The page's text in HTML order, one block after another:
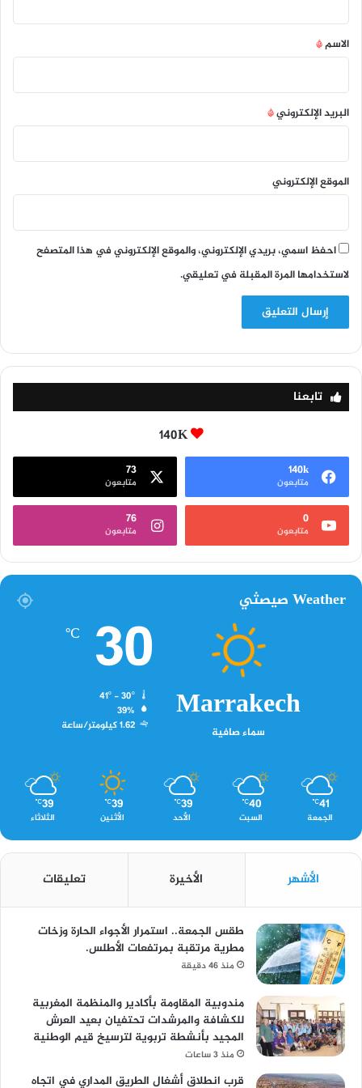
*
الاسم*
البريد الإلكتروني*
الموقع الإلكتروني
احفظ اسمي، بريدي الإلكتروني، والموقع الإلكتروني في هذا المتصفح
لاستخدامها المرة المقبلة في تعليقي.
تابعنا
140K
140k
متابعون
73
متابعون
0
متابعون
76
متابعون
Weather صيصثي
Marrakech
سماء صافية
30
℃
39%
1.62 كيلومتر/ساعة
41
℃
الجمعة
40
℃
السبت
39
℃
الأحد
39
℃
الأثنين
39
℃
الثلاثاء
الأشهر الأخيرة تعليقات
طقس الجمعة.. استمرار الأجواء الحارة وزخات
مطرية مرتقبة بمرتفعات الأطلس.
منذ 46 دقيقة
مندوبية المقاومة بأكادير والمنظمة المغربية
للكشافة والمرشدات تحتفيان بعيد العرش
المجيد بأنشطة تربوية لترسيخ قيم الوطنية
منذ 3 ساعات
قرب انطلاق أشغال الطريق المداري في اتجاه